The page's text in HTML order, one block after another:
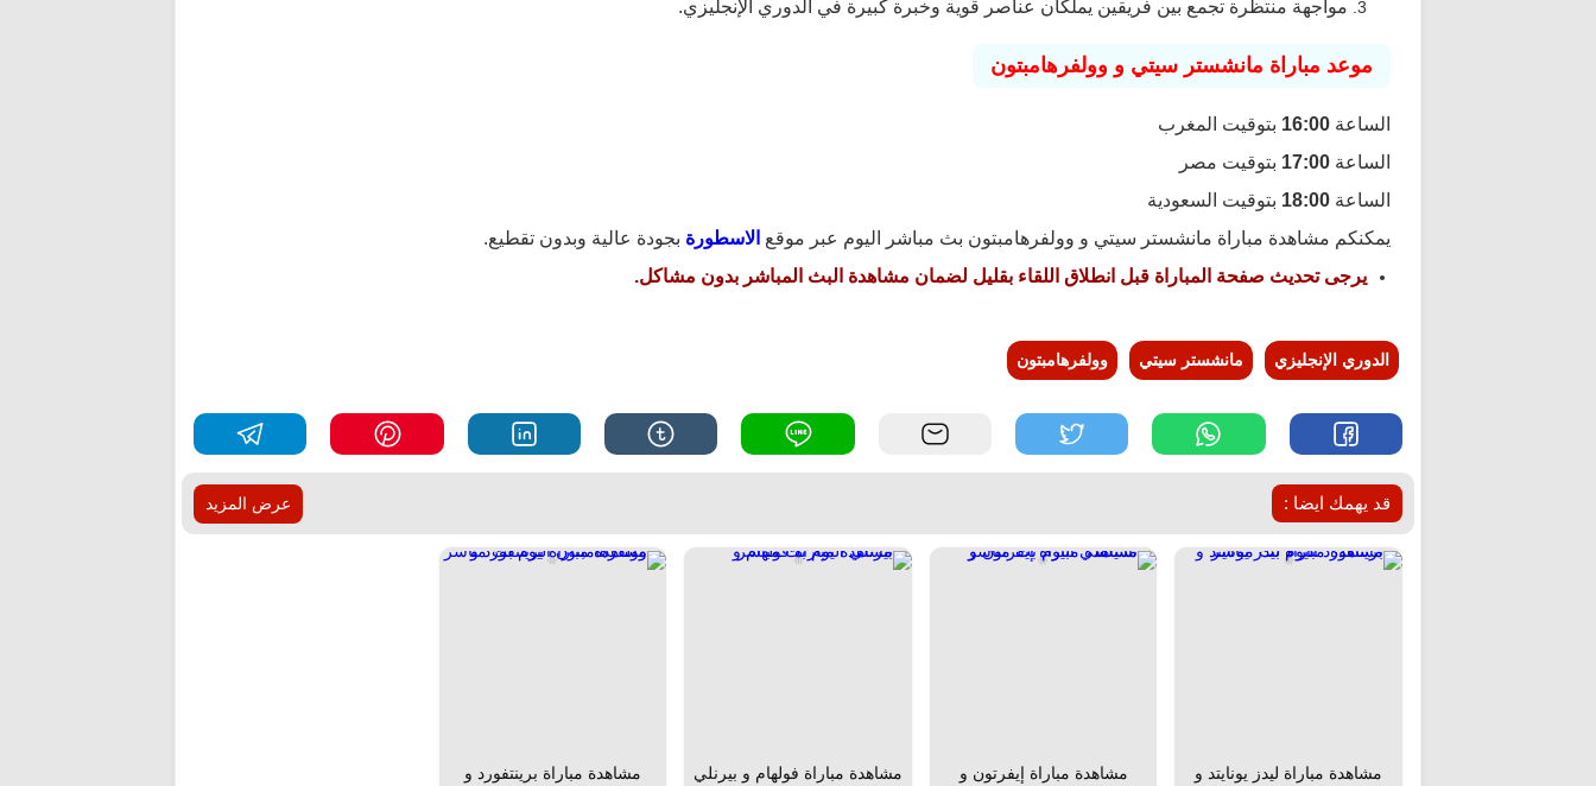
مواجهة منتظرة تجمع بين فريقين يملكان عناصر قوية وخبرة كبيرة في الدوري الإنجليزي.
موعد مباراة مانشستر سيتي و وولفرهامبتون
الساعة 16:00 بتوقيت المغرب
الساعة 17:00 بتوقيت مصر
الساعة 18:00 بتوقيت السعودية
يمكنكم مشاهدة مباراة مانشستر سيتي و وولفرهامبتون بث مباشر اليوم عبر موقع الاسطورة بجودة عالية وبدون تقطيع.
يرجى تحديث صفحة المباراة قبل انطلاق اللقاء بقليل لضمان مشاهدة البث المباشر بدون مشاكل.
الدوري الإنجليزي مانشستر سيتي وولفرهامبتون
عرض المزيد قد يهمك ايضا :
مشاهدة مباراة ليدز يونايتد و مشاهدة مباراة إيفرتون و مشاهدة مباراة فولهام و بيرنلي مشاهدة مباراة برينتفورد و